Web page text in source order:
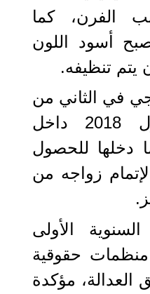
الفرن، كما
أسود اللون
يتم تنظيفه.
في الثاني من
أكتوبر/تشرين الأول 2018 داخل
دخلها للحصول
زواجه من
الأولى
منظمات حقوقية
العدالة، مؤكدة